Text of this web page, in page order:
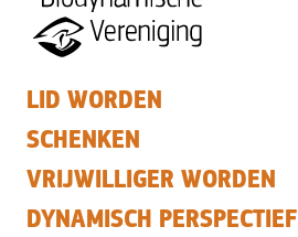
LID WORDEN
SCHENKEN
VRIJWILLIGER WORDEN
DYNAMISCH PERSPECTIEF